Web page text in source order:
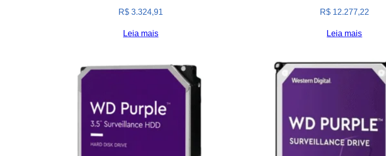
R$ 3.324,91
Leia mais
R$12.277,22
Leia mais